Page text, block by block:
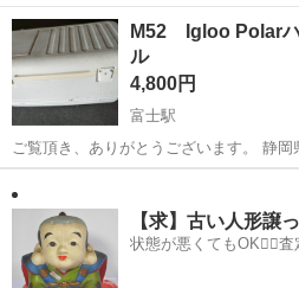
通費！未経験者活躍中◎20代～50代まで
活躍中！日勤・土日祝休み！マイカー、
静岡 富士市
M52 Igloo Polarハ
ル
4,800円
富士駅
ご覧頂き、ありがとうございます。 静
具を販売しております。 まとめてご購入して頂ければ、お値引きさせ
ていただきます！ 商品説明 汚れあり 管理番号 ★配送相談可能！★ 森
島492-...
【求】古い人形譲
状態が悪くてもOK🙆‍♀️査